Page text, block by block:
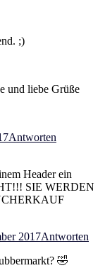
;)
und liebe Grüße
Antworten
Header ein
SIE WERDEN
2017Antworten
🤣